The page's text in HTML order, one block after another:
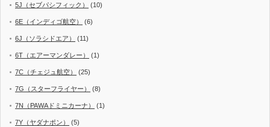
5J（セブパシフィック） (10)
6E（インディゴ航空） (6)
6J（ソラシドエア） (11)
6T（エアーマンダレー） (1)
7C（チェジュ航空） (25)
7G（スターフライヤー） (8)
7N（PAWAドミニカーナ） (1)
7Y（ヤダナポン） (5)